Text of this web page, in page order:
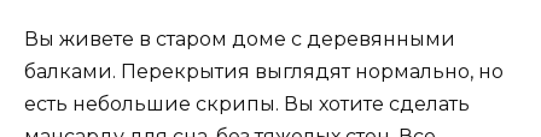
Вы живете в старом доме с деревянными
балками. Перекрытия выглядят нормально, но
есть небольшие скрипы. Вы хотите сделать